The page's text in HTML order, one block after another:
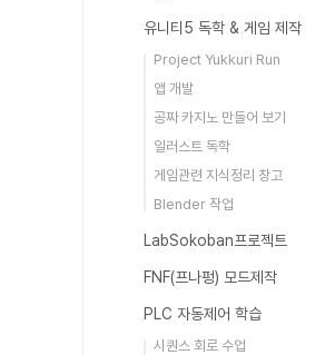
유니티5 독학 & 게임 제작
Project Yukkuri Run
앱 개발
공짜 카지노 만들어 보기
일러스트 독학
게임관련 지식정리 창고
Blender 작업
LabSokoban프로젝트
FNF(프나펑) 모드제작
PLC 자동제어 학습
시퀀스 회로 수업